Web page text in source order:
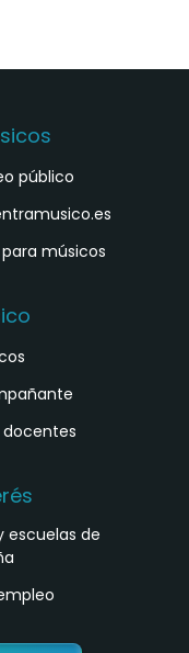
público
músicos
docentes
escuelas de